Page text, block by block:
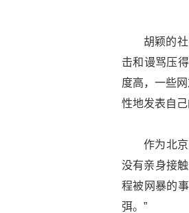
胡颖的
击和谩骂压
度高，一些
性地发表自
作为北
没有亲身接
程被网暴的
弭。”